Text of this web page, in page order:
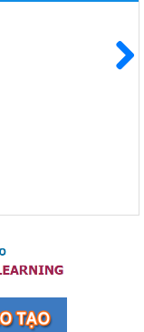
đảm bảo trật tự,
giáo dục trên địa
phòng ngừa, đấu
đến hoạt động
27/05/2023 của
động tổ chức đánh